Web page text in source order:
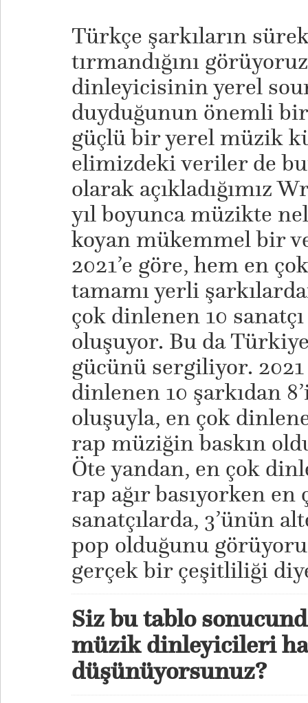
​Türkçe şarkıların
tırmandığını
dinleyicisinin yerel
duyduğunun önemli
güçlü bir yerel müzik
elimizdeki veriler de
olarak açıkladığımız
yıl boyunca müzikte
koyan mükemmel bir
2021’e göre, hem en
tamamı yerli
çok dinlenen 10
oluşuyor. Bu da
gücünü sergiliyor. 2021
dinlenen 10 şarkıdan
oluşuyla, en çok
rap müziğin baskın
Öte yandan, en çok
rap ağır basıyorken
sanatçılarda, 3’ünün
pop olduğunu
gerçek bir çeşitliliği
Siz bu tablo
müzik dinleyicileri
düşünüyorsunuz?